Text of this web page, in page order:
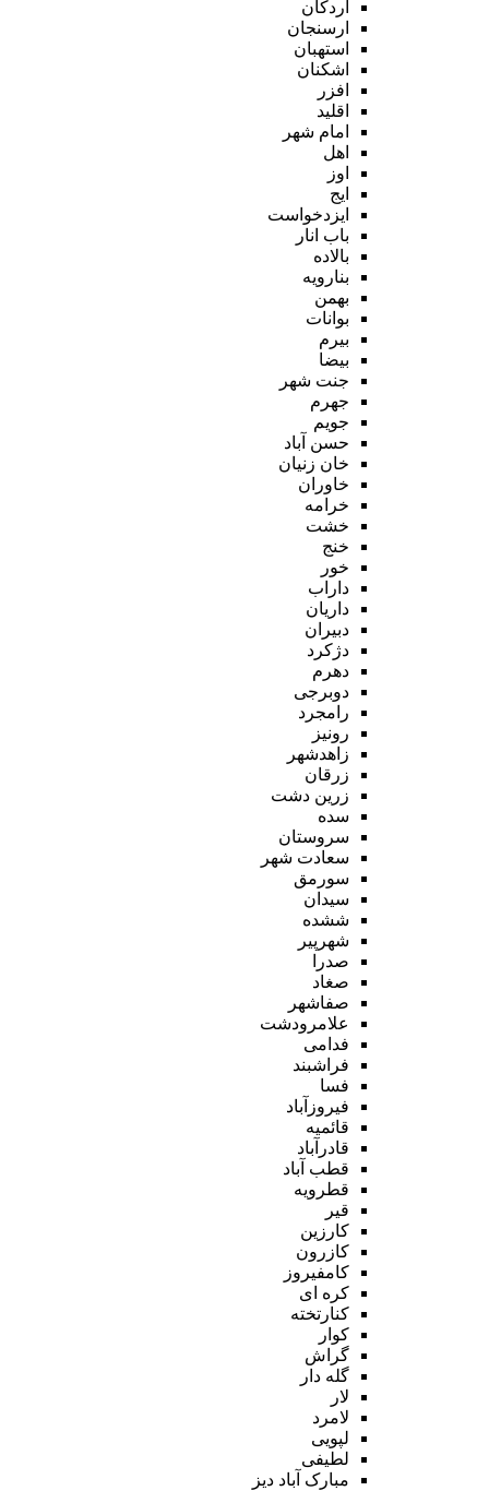
اردکان
ارسنجان
استهبان
اشکنان
افزر
اقلید
امام شهر
اهل
اوز
ایج
ایزدخواست
باب انار
بالاده
بنارویه
بهمن
بوانات
بیرم
بیضا
جنت شهر
جهرم
جویم
حسن آباد
خان زنیان
خاوران
خرامه
خشت
خنج
خور
داراب
داریان
دبیران
دژکرد
دهرم
دوبرجی
رامجرد
رونیز
زاهدشهر
زرقان
زرین دشت
سده
سروستان
سعادت شهر
سورمق
سیدان
ششده
شهرپیر
صدرا
صغاد
صفاشهر
علامرودشت
فدامی
فراشبند
فسا
فیروزآباد
قائمیه
قادرآباد
قطب آباد
قطرویه
قیر
کارزین
کازرون
کامفیروز
کره ای
کنارتخته
کوار
گراش
گله دار
لار
لامرد
لپویی
لطیفی
مبارک آباد دیز